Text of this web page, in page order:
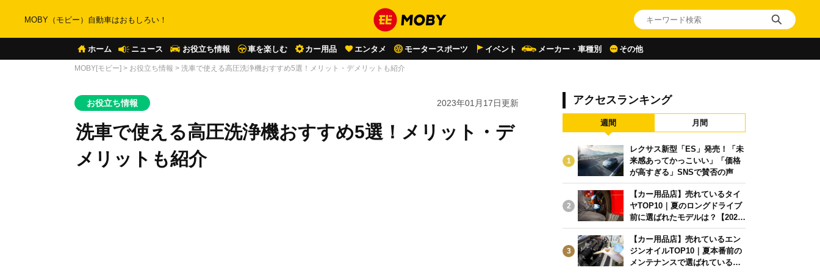
MOBY（モビー）自動車はおもしろい！
ホーム ニュース お役立ち情報 車を楽しむ カー用品 エンタメ モータースポーツ イベント メーカー・車種別 その他
MOBY[モビー] > お役立ち情報 > 洗車で使える高圧洗浄機おすすめ5選！メリット・デメリットも紹介
お役立ち情報 2023年01月17日更新
洗車で使える高圧洗浄機おすすめ5選！メリット・デ
メリットも紹介
アクセスランキング
週間 月間
1
レクサス新型「ES」発売！「未
来感あってかっこいい」「価格
が高すぎる」SNSで賛否の声
2
【カー用品店】売れているタイ
ヤTOP10｜夏のロングドライブ
前に選ばれたモデルは？【2026
年6月版】
3
【カー用品店】売れているエン
ジンオイルTOP10｜夏本番前の
メンテナンスで選ばれている人